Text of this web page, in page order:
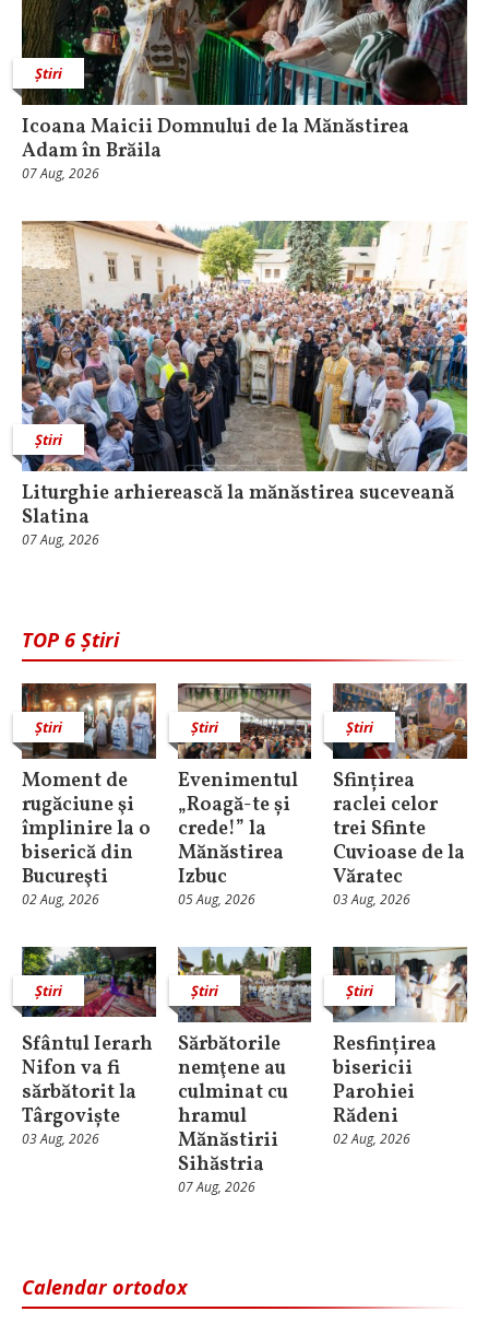
Știri
Icoana Maicii Domnului de la Mănăstirea
Adam în Brăila
07 Aug, 2026
Știri
Liturghie arhierească la mănăstirea suceveană
Slatina
07 Aug, 2026
TOP 6 Știri
Știri
Moment de
rugăciune şi
împlinire la o
biserică din
Bucureşti
02 Aug, 2026
Știri
Evenimentul
„Roagă-te și
crede!” la
Mănăstirea
Izbuc
05 Aug, 2026
Știri
Sfințirea
raclei celor
trei Sfinte
Cuvioase de la
Văratec
03 Aug, 2026
Știri
Sfântul Ierarh
Nifon va fi
sărbătorit la
Târgoviște
03 Aug, 2026
Știri
Sărbătorile
nemţene au
culminat cu
hramul
Mănăstirii
Sihăstria
07 Aug, 2026
Știri
Resfințirea
bisericii
Parohiei
Rădeni
02 Aug, 2026
Calendar ortodox